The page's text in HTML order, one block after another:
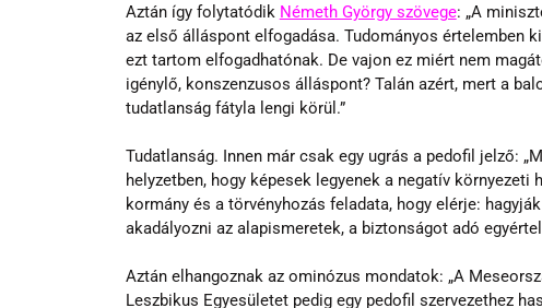
Aztán így folytatódik Németh György szövege: „A
az első álláspont elfogadása. Tudományos értelemben
ezt tartom elfogadhatónak. De vajon ez miért nem
igénylő, konszenzusos álláspont? Talán azért, mert a
tudatlanság fátyla lengi körül.”
Tudatlanság. Innen már csak egy ugrás a pedofil jelző:
helyzetben, hogy képesek legyenek a negatív
kormány és a törvényhozás feladata, hogy elérje:
akadályozni az alapismeretek, a biztonságot adó
Aztán elhangoznak az ominózus mondatok: „A
Leszbikus Egyesületet pedig egy pedofil szervezethez